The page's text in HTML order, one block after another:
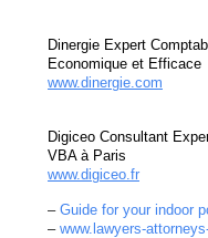
Dinergie Expert
Economique et Efficace
www.dinergie.com
Digiceo Consultant
VBA à Paris
www.digiceo.fr
– Guide for your indoor
– www.lawyers-